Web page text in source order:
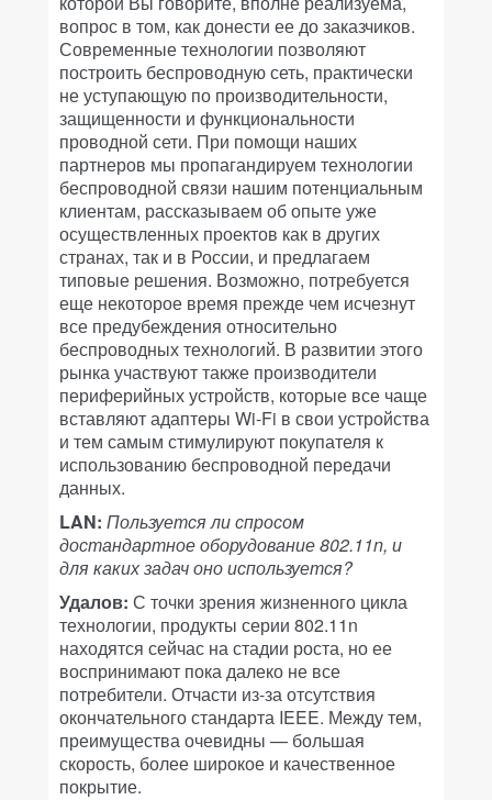
вопрос в том, как донести ее до заказчиков.
Современные технологии позволяют
построить беспроводную сеть, практически
не уступающую по производительности,
защищенности и функциональности
проводной сети. При помощи наших
партнеров мы пропагандируем технологии
беспроводной связи нашим потенциальным
клиентам, рассказываем об опыте уже
осуществленных проектов как в других
странах, так и в России, и предлагаем
типовые решения. Возможно, потребуется
еще некоторое время прежде чем исчезнут
все предубеждения относительно
беспроводных технологий. В развитии этого
рынка участвуют также производители
периферийных устройств, которые все чаще
вставляют адаптеры Wi-Fi в свои устройства
и тем самым стимулируют покупателя к
использованию беспроводной передачи
данных.
LAN: Пользуется ли спросом
достандартное оборудование 802.11n, и
для каких задач оно используется?
Удалов: С точки зрения жизненного цикла
технологии, продукты серии 802.11n
находятся сейчас на стадии роста, но ее
воспринимают пока далеко не все
потребители. Отчасти из-за отсутствия
окончательного стандарта IEEE. Между тем,
преимущества очевидны — большая
скорость, более широкое и качественное
покрытие.